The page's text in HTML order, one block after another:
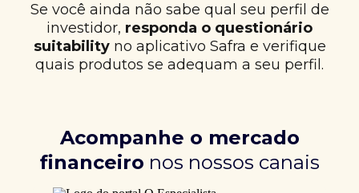
Se você ainda não sabe qual seu perfil de
investidor, responda o questionário
suitabilityno aplicativo Safra e verifique
quais produtos se adequam a seu perfil.
Acompanhe o mercado
financeiro nos nossos canais